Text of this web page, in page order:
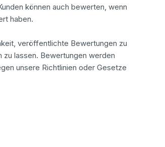
können auch bewerten, wenn
haben.
veröffentlichte Bewertungen zu
zu lassen. Bewertungen werden
unsere Richtlinien oder Gesetze